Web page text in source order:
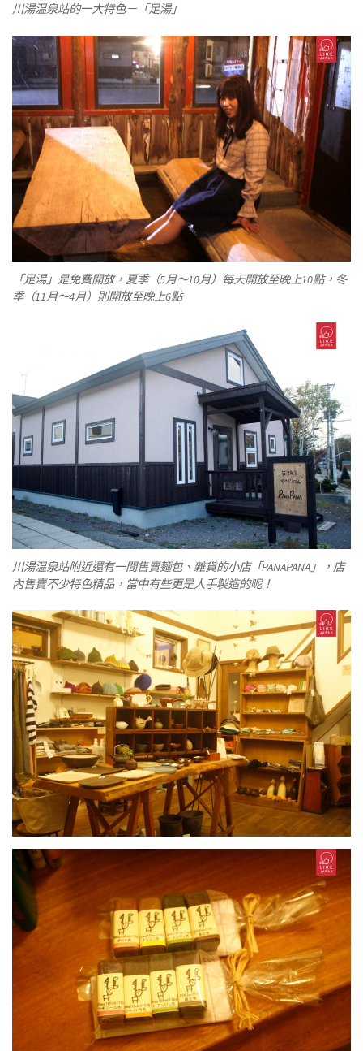
川湯温泉站的一大特色－「足湯」
「足湯」是免費開放，夏季（5月～10月）每天開放至晚上10點，冬
季（11月～4月）則開放至晚上6點
川湯温泉站附近還有一間售賣麵包、雜貨的小店「PANAPANA」，店
內售賣不少特色精品，當中有些更是人手製造的呢！